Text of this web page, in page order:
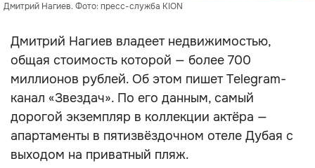
Дмитрий Нагиев. Фото: пресс-служба KION
Дмитрий Нагиев владеет недвижимостью,
общая стоимость которой — более 700
миллионов рублей. Об этом пишет Telegram-
канал «Звездач». По его данным, самый
дорогой экземпляр в коллекции актёра —
апартаменты в пятизвёздочном отеле Дубая с
выходом на приватный пляж.